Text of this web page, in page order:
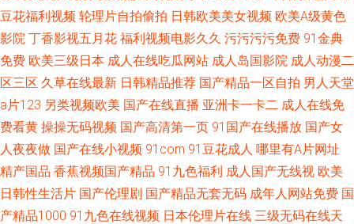
豆花福利视频 轮理片自拍偷拍 日韩欧美美女视频 欧美A级黄色
影院 丁香影视五月花 福利视频电影久久 污污污污免费 91金典
免费 欧美三级日本 成人在线吃瓜网站 成人岛国影院 成人动漫二
区三区 久草在线最新 日韩精品推荐 国产精品一区自拍 男人天堂
a片123 另类视频欧美 国产在线直播 亚洲卡一卡二 成人在线免
费看黄 操操无码视频 国产高清第一页 91国产在线播放 国产女
人夜夜做 国产在线小视频 91com 91豆花成人 哪里有A片网址
精产国品 香蕉视频国产精品 91九色福利 成人国产无线视 欧美
日韩性生活片 国产伦理剧 国产精品无套无码 成年人网站免费 国
产精品1000 91九色在线视频 日本伦理片在线 三级无码在线天